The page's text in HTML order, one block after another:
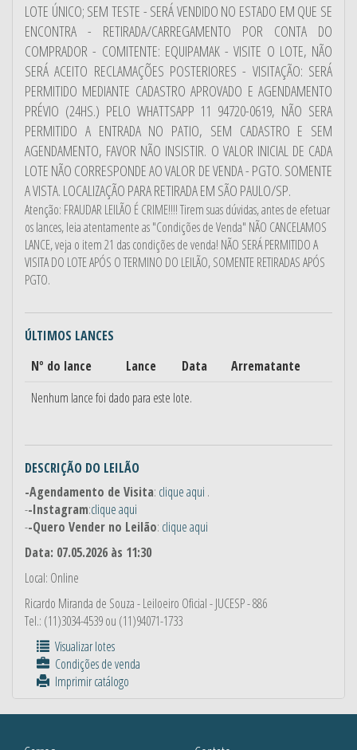
LOTE ÚNICO; SEM TESTE - SERÁ VENDIDO NO ESTADO EM QUE SE
ENCONTRA - RETIRADA/CARREGAMENTO POR CONTA DO
COMPRADOR - COMITENTE: EQUIPAMAK - VISITE O LOTE, NÃO
SERÁ ACEITO RECLAMAÇÕES POSTERIORES - VISITAÇÃO: SERÁ
PERMITIDO MEDIANTE CADASTRO APROVADO E AGENDAMENTO
PRÉVIO (24HS.) PELO WHATTSAPP 11 94720-0619, NÃO SERA
PERMITIDO A ENTRADA NO PATIO, SEM CADASTRO E SEM
AGENDAMENTO, FAVOR NÃO INSISTIR. O VALOR INICIAL DE CADA
LOTE NÃO CORRESPONDE AO VALOR DE VENDA - PGTO. SOMENTE
A VISTA. LOCALIZAÇÃO PARA RETIRADA EM SÃO PAULO/SP.
Atenção: FRAUDAR LEILÃO É CRIME!!!! Tirem suas dúvidas, antes de efetuar
os lances, leia atentamente as "Condições de Venda" NÃO CANCELAMOS
LANCE, veja o item 21 das condições de venda! NÃO SERÁ PERMITIDO A
VISITA DO LOTE APÓS O TERMINO DO LEILÃO, SOMENTE RETIRADAS APÓS
PGTO.
ÚLTIMOS LANCES
Nº do lance
Lance Data
Arrematante
Nenhum lance foi dado para este lote.
DESCRIÇÃO DO LEILÃO
-Agendamento de Visita: clique aqui .
--Instagram:clique aqui
--Quero Vender no Leilão: clique aqui
Data: 07.05.2026 às 11:30
Local: Online
Ricardo Miranda de Souza- Leiloeiro Oficial - JUCESP - 886
Tel.: (11)3034-4539 ou (11)94071-1733
Visualizar lotes
Condições de venda
Imprimir catálogo